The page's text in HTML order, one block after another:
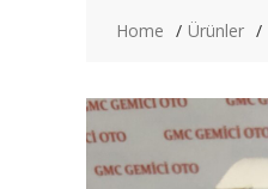
Home Ürünler